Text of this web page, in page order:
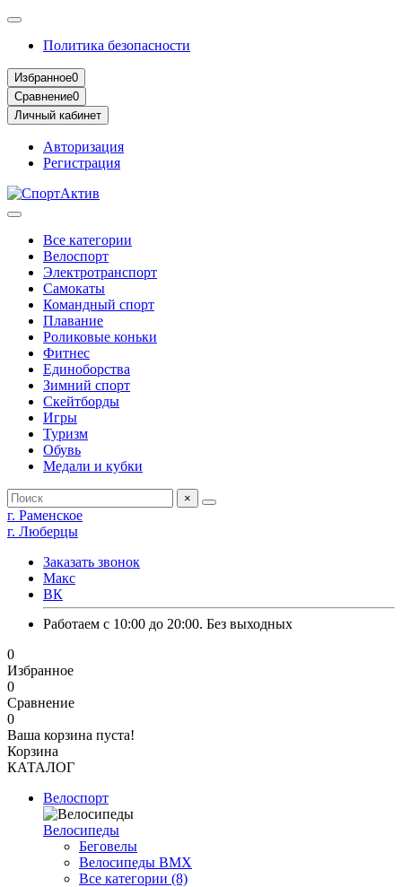
Политика безопасности
Избранное0
Сравнение0
Личный кабинет
Авторизация
Регистрация
Все категории
Велоспорт
Электротранспорт
Самокаты
Командный спорт
Плавание
Роликовые коньки
Фитнес
Единоборства
Зимний спорт
Скейтборды
Игры
Туризм
Обувь
Медали и кубки
×
г. Раменское
г. Люберцы
Заказать звонок
Макс
ВК
Работаем с 10:00 до 20:00. Без выходных
0
Избранное
0
Сравнение
0
Ваша корзина пуста!
Корзина
КАТАЛОГ
Велоспорт
Велосипеды
Беговелы
Велосипеды BMX
Все категории (8)